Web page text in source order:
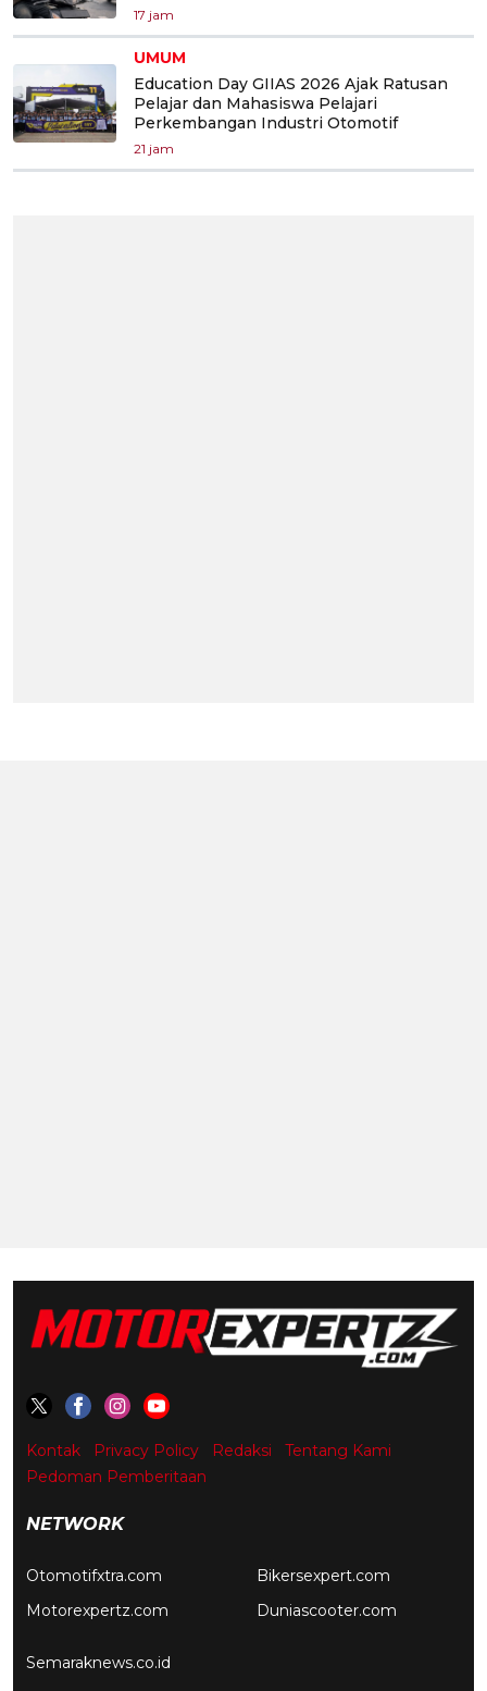
17 jam
UMUM
Education Day GIIAS 2026 Ajak Ratusan
Pelajar dan Mahasiswa Pelajari
Perkembangan Industri Otomotif
21 jam
Kontak Privacy Policy Redaksi
Tentang Kami
Pedoman Pemberitaan
NETWORK
Otomotifxtra.com
Motorexpertz.com
Bikersexpert.com
Duniascooter.com
Semaraknews.co.id